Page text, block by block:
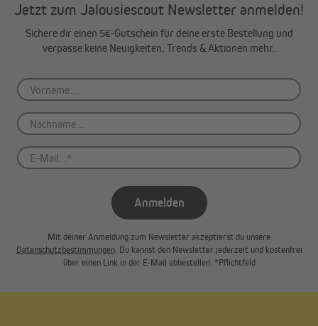
Jetzt zum Jalousiescout Newsletter anmelden!
Sichere dir einen 5€-Gutschein für deine erste Bestellung und
verpasse keine Neuigkeiten, Trends & Aktionen mehr.
Anmelden
Mit deiner Anmeldung zum Newsletter akzeptierst du unsere
Datenschutzbestimmungen. Du kannst den Newsletter jederzeit und kostenfrei
über einen Link in der E-Mail abbestellen. *Pflichtfeld